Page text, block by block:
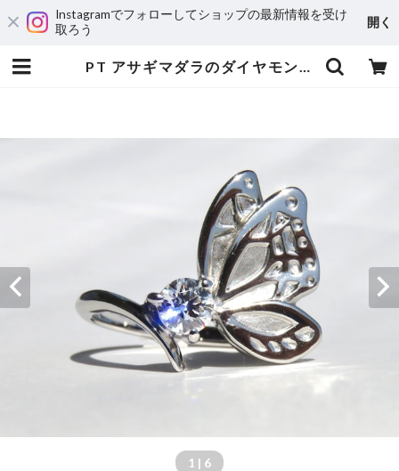
Instagramでフォローしてショップの最新情報を受け
取ろう
開く
PT アサギマダラのダイヤモンドリング | 宝飾工房 Ｋ’ｓ ＣＲＡＦＴ
1 | 6